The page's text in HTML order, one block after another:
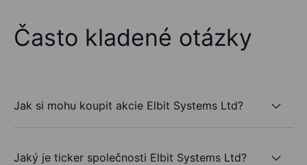
Často kladené otázky
Jak si mohu koupit akcie Elbit Systems Ltd?
Jaký je ticker společnosti Elbit Systems Ltd?